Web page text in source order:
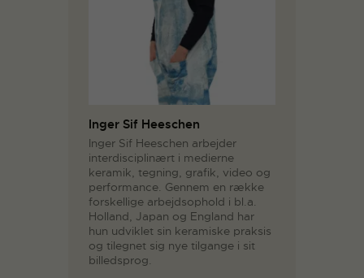
Inger Sif Heeschen
Inger Sif Heeschen arbejder
interdisciplinært i medierne
keramik, tegning, grafik, video og
performance. Gennem en række
forskellige arbejdsophold i bl.a.
Holland, Japan og England har
hun udviklet sin keramiske praksis
og tilegnet sig nye tilgange i sit
billedsprog.